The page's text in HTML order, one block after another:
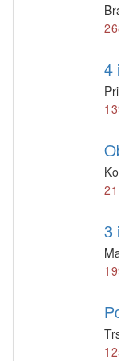
4
3